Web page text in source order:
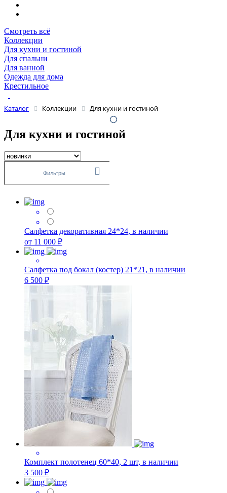
Смотреть всё
Коллекции
Для кухни и гостиной
Для спальни
Для ванной
Одежда для дома
Крестильное
Каталог Коллекции Для кухни и гостиной
Для кухни и гостиной
Фильтры
Салфетка декоративная 24*24, в наличии
от 11 000 ₽
Салфетка под бокал (костер) 21*21, в наличии
6 500 ₽
Комплект полотенец 60*40, 2 шт, в наличии
3 500 ₽